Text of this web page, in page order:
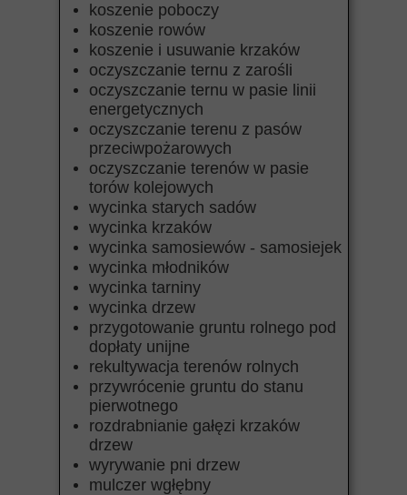
koszenie poboczy
koszenie rowów
koszenie i usuwanie krzaków
oczyszczanie ternu z zarośli
oczyszczanie ternu w pasie linii
energetycznych
oczyszczanie terenu z pasów
przeciwpożarowych
oczyszczanie terenów w pasie
torów kolejowych
wycinka starych sadów
wycinka krzaków
wycinka samosiewów - samosiejek
wycinka młodników
wycinka tarniny
wycinka drzew
przygotowanie gruntu rolnego pod
dopłaty unijne
rekultywacja terenów rolnych
przywrócenie gruntu do stanu
pierwotnego
rozdrabnianie gałęzi krzaków
drzew
wyrywanie pni drzew
mulczer wgłębny